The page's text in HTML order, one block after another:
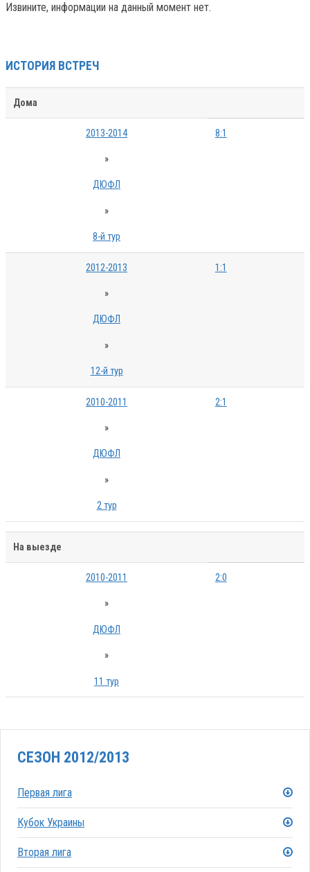
Извините, информации на данный момент нет.
ИСТОРИЯ ВСТРЕЧ
Дома
2013-2014
»
ДЮФЛ
»
8-й тур
8:1
2012-2013
»
ДЮФЛ
»
12-й тур
1:1
2010-2011
»
ДЮФЛ
»
2 тур
2:1
На выезде
2010-2011
»
ДЮФЛ
»
11 тур
2:0
СЕЗОН 2012/2013
Первая лига
Кубок Украины
Вторая лига